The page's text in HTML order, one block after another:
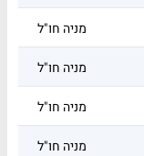
מניה חו"ל
מניה חו"ל
מניה חו"ל
מניה חו"ל